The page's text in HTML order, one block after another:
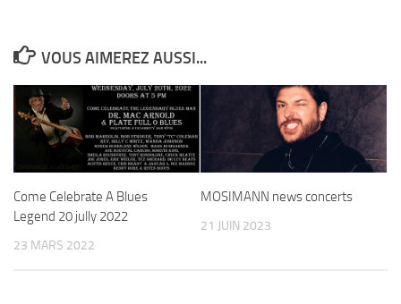
VOUS AIMEREZ AUSSI...
Come Celebrate A Blues
Legend 20 jully 2022
23 MARS 2022
MOSIMANN news concerts
21 JUIN 2023